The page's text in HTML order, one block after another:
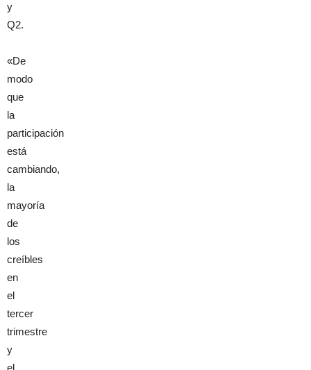
y
Q2.
«De
modo
que
la
participación
está
cambiando,
la
mayoría
de
los
creíbles
en
el
tercer
trimestre
y
el